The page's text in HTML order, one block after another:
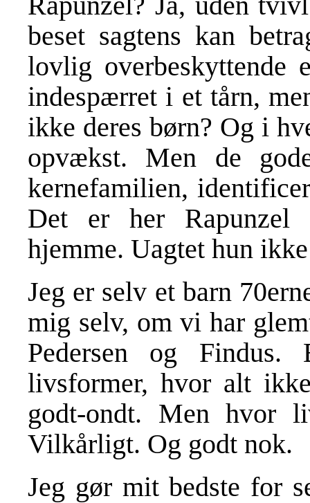
beset sagtens kan
lovlig overbeskyttende
indespærret i et tårn,
ikke deres børn? Og i
opvækst. Men de
kernefamilien,
Det er her Rapunzel
hjemme. Uagtet hun
Jeg er selv et barn
mig selv, om vi har
Pedersen og Findus.
livsformer, hvor alt
godt-ondt. Men hvor
Vilkårligt. Og godt nok.
Jeg gør mit bedste for